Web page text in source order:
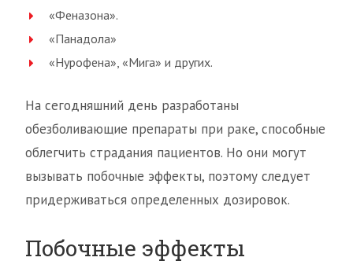
«Феназона».
«Панадола»
«Нурофена», «Мига» и других.
На сегодняшний день разработаны
обезболивающие препараты при раке, способные
облегчить страдания пациентов. Но они могут
вызывать побочные эффекты, поэтому следует
придерживаться определенных дозировок.
Побочные эффекты